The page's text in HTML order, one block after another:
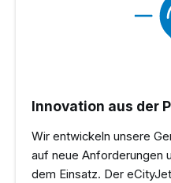
Innovation aus der
Wir entwickeln unsere
auf neue Anforderungen
dem Einsatz. Der